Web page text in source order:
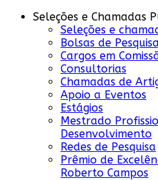
Seleções e Chamadas
Seleções e
Bolsas de Pesquisa
Cargos em
Consultorias
Chamadas de
Apoio a Eventos
Estágios
Mestrado
Desenvolvimento
Redes de Pesquisa
Prêmio de
Roberto Campos